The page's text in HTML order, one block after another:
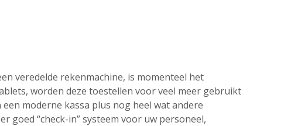
veredelde rekenmachine, is momenteel het
worden deze toestellen voor veel meer gebruikt
moderne kassa plus nog heel wat andere
goed “check-in” systeem voor uw personeel,